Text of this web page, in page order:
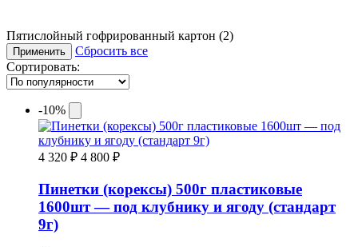
Пятислойный гофрированный картон (2)
Применить
Сбросить все
Сортировать:
-10%
4 320 ₽ 4 800 ₽
Пинетки (корексы) 500г пластиковые
1600шт — под клубнику и ягоду (стандарт
9г)